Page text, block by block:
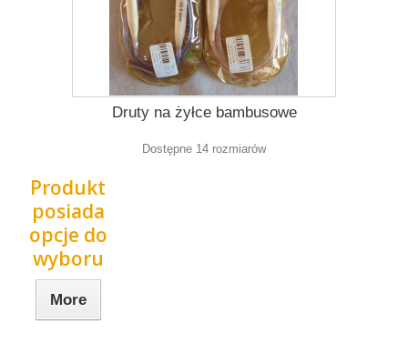
Druty na żyłce bambusowe
Dostępne 14 rozmiarów
Produkt
posiada
opcje do
wyboru
More